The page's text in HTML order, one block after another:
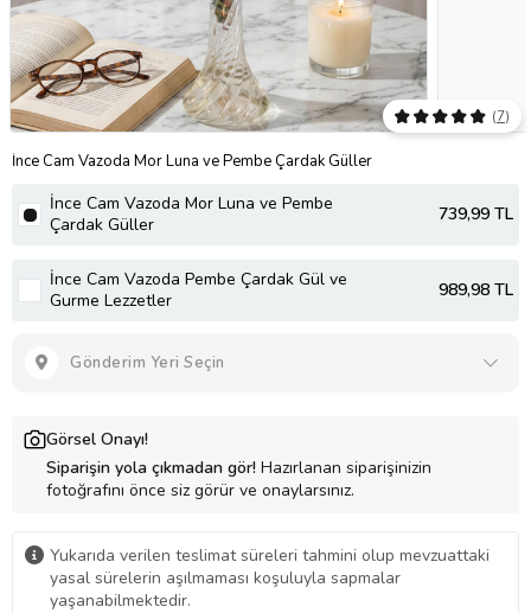
İnce Cam Vazoda Mor Luna ve Pembe Çardak Güller
(7)
İnce Cam Vazoda Mor Luna ve Pembe
Çardak Güller
739,99 TL
İnce Cam Vazoda Pembe Çardak Gül ve
Gurme Lezzetler
989,98 TL
Gönderim Yeri Seçin
Görsel Onayı!
Siparişin yola çıkmadan gör! Hazırlanan siparişinizin
fotoğrafını önce siz görür ve onaylarsınız.
Yukarıda verilen teslimat süreleri tahmini olup mevzuattaki
yasal sürelerin aşılmaması koşuluyla sapmalar
yaşanabilmektedir.